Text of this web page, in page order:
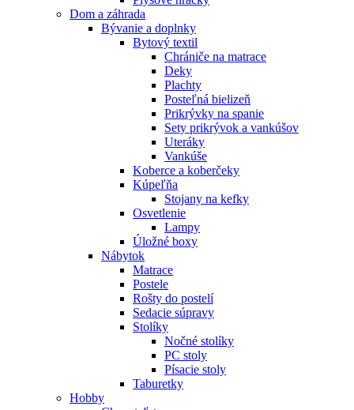
Dom a záhrada
Bývanie a doplnky
Bytový textil
Chrániče na matrace
Deky
Plachty
Posteľná bielizeň
Prikrývky na spanie
Sety prikrývok a vankúšov
Uteráky
Vankúše
Koberce a koberčeky
Kúpeľňa
Stojany na kefky
Osvetlenie
Lampy
Úložné boxy
Nábytok
Matrace
Postele
Rošty do postelí
Sedacie súpravy
Stolíky
Nočné stolíky
PC stoly
Písacie stoly
Taburetky
Hobby